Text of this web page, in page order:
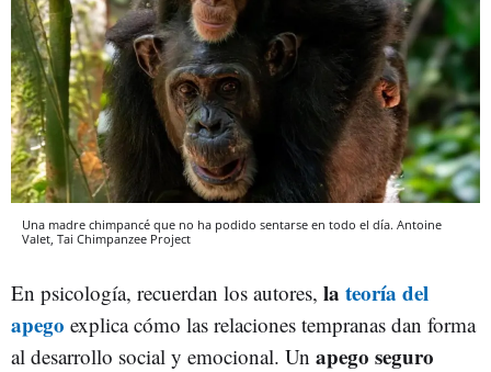
Una madre chimpancé que no ha podido sentarse en todo el día. Antoine
Valet, Tai Chimpanzee Project
En psicología, recuerdan los autores, la teoría del
apego explica cómo las relaciones tempranas dan forma
al desarrollo social y emocional. Un apego seguro